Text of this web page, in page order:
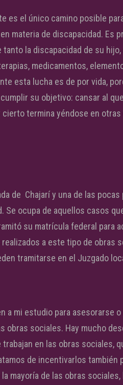
es el único camino posible
materia de discapacidad. Es
tanto la discapacidad de su
medicamentos,
esta lucha es de por vida,
su objetivo: cansar al
cierto termina yéndose en
de Chajarí y una de las
Se ocupa de aquellos casos
su matrícula federal para
a este tipo de obras
tramitarse en el Juzgado
a mi estudio para asesorarse
obras sociales. Hay mucho
en las obras sociales,
de incentivarlos también
mayoría de las obras